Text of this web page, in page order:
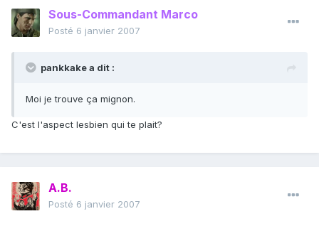
Sous-Commandant Marco
Posté 6 janvier 2007
pankkake a dit :
Moi je trouve ça mignon.
C'est l'aspect lesbien qui te plait?
A.B.
Posté 6 janvier 2007